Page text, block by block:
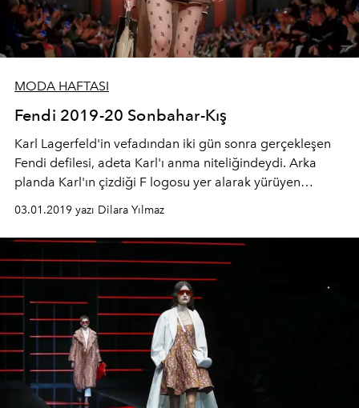
MODA HAFTASI
Fendi 2019-20 Sonbahar-Kış
Karl Lagerfeld'in vefadından iki gün sonra gerçekleşen
Fendi defilesi, adeta Karl'ı anma niteliğindeydi. Arka
planda Karl'ın çizdiği F logosu yer alarak yürüyen
mankenler, onun mirasını son bir kez ünlü İtalyan
modaevi için taşıdılar. Karl'ın imza görünümündeki
yüksek yakalar ve takımların yer aldığı koleksiyonda
1940'lar ve bej tonları hakimdi.
03.01.2019 yazı Dilara Yılmaz